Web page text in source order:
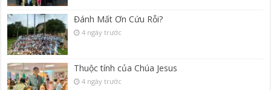
Đánh Mất Ơn Cứu Rỗi?
4 ngày trước
Thuộc tính của Chúa Jesus
4 ngày trước